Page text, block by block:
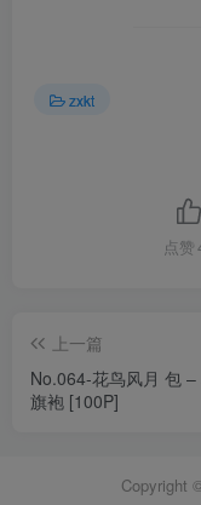
zxkt
点赞
上一篇
No.064-花鸟风月 包 –
旗袍 [100P]
Copyright